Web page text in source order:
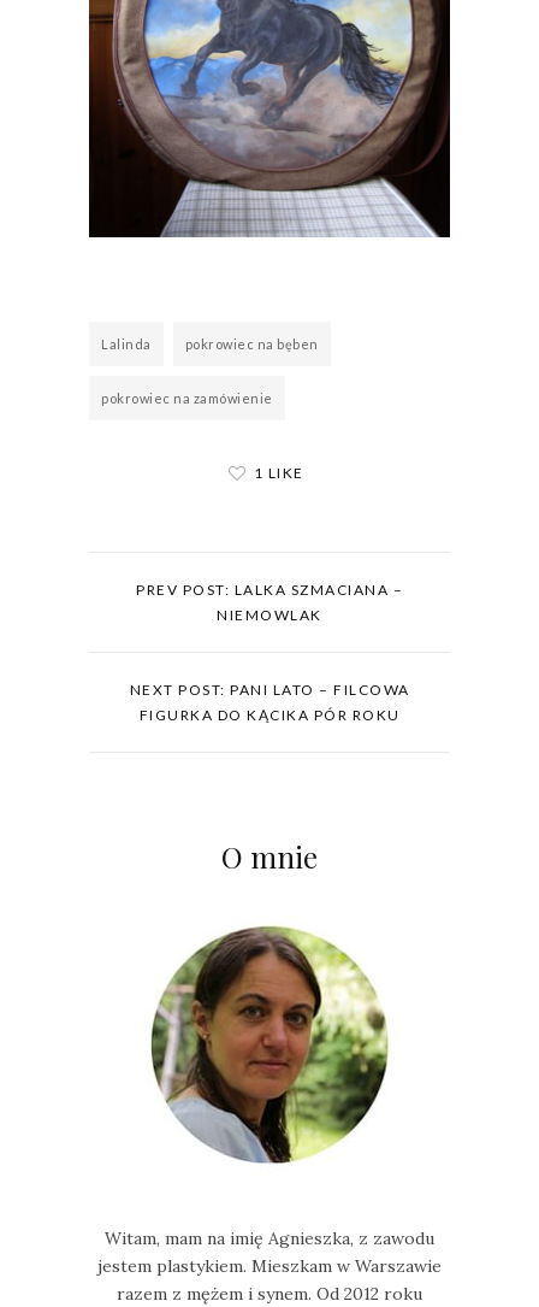
Lalinda pokrowiec na bęben
pokrowiec na zamówienie
1 LIKE
PREV POST: LALKA SZMACIANA –
NIEMOWLAK
NEXT POST: PANI LATO – FILCOWA
FIGURKA DO KĄCIKA PÓR ROKU
O mnie
Witam, mam na imię Agnieszka, z zawodu
jestem plastykiem. Mieszkam w Warszawie
razem z mężem i synem. Od 2012 roku